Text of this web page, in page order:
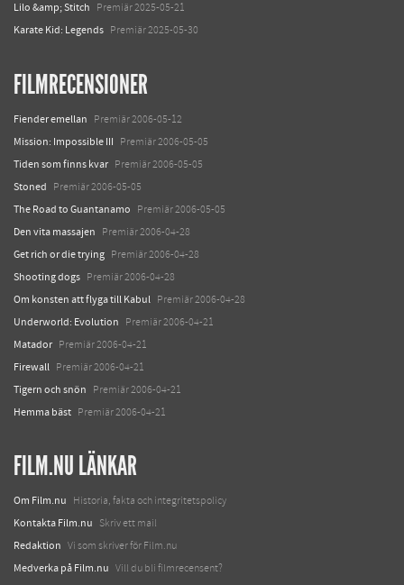
Lilo &amp; Stitch Premiär 2025-05-21
Karate Kid: Legends Premiär 2025-05-30
FILMRECENSIONER
Fiender emellan Premiär 2006-05-12
Mission: Impossible III Premiär 2006-05-05
Tiden som finns kvar Premiär 2006-05-05
Stoned Premiär 2006-05-05
The Road to Guantanamo Premiär 2006-05-05
Den vita massajen Premiär 2006-04-28
Get rich or die trying Premiär 2006-04-28
Shooting dogs Premiär 2006-04-28
Om konsten att flyga till Kabul Premiär 2006-04-28
Underworld: Evolution Premiär 2006-04-21
Matador Premiär 2006-04-21
Firewall Premiär 2006-04-21
Tigern och snön Premiär 2006-04-21
Hemma bäst Premiär 2006-04-21
FILM.NU LÄNKAR
Om Film.nu Historia, fakta och integritetspolicy
Kontakta Film.nu Skriv ett mail
Redaktion Vi som skriver för Film.nu
Medverka på Film.nu Vill du bli filmrecensent?